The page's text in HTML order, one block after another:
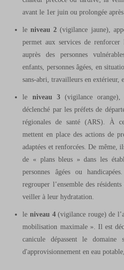
avant le 1er juin ou prolongée
leniveau 2 (vigilance jaune),
permet aux services de renforcer
auprès des personnes
enfants, personnes âgées, en
sans-abri, travailleurs en extérieur,
le niveau 3(vigilance orange),
déclenché par les préfets de
régionales de santé (ARS). À
mettent en place des actions de
adaptées et renforcées. De même,
de « plans bleus » dans les
personnes âgées ou
regrouper l’ensemble des
veiller à leur hydratation.
le niveau 4(vigilance rouge) de
mobilisation maximale ». Il est
canicule dépassent le domaine
d'approvisionnement en eau